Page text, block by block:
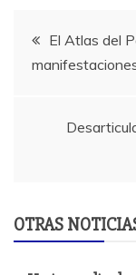
de
entradas
El Atlas del
OTRAS